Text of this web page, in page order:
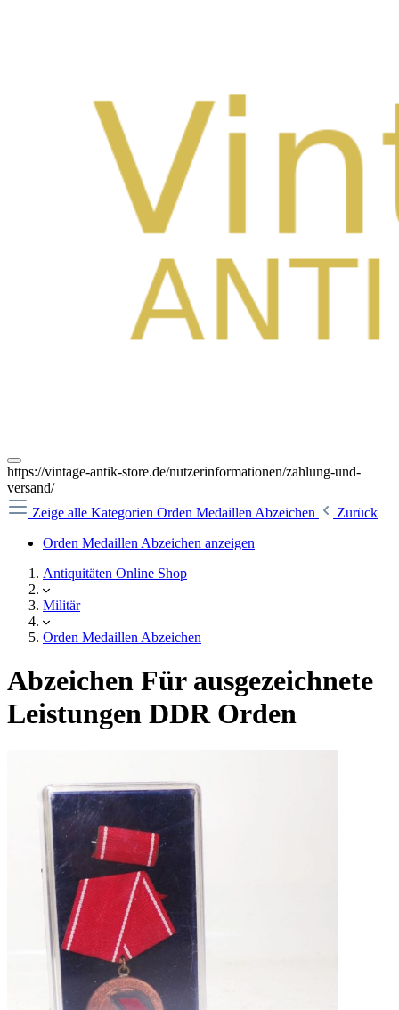
https://vintage-antik-store.de/nutzerinformationen/zahlung-und-
versand/
Zeige alle Kategorien Orden Medaillen Abzeichen
Zurück
Orden Medaillen Abzeichen anzeigen
Antiquitäten Online Shop
Militär
Orden Medaillen Abzeichen
Abzeichen Für ausgezeichnete
Leistungen DDR Orden